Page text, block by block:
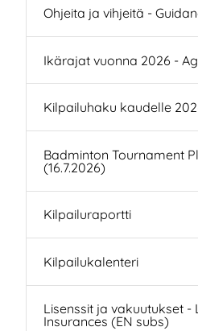
Ohjeita ja vihjeitä -
Ikärajat vuonna 2026 -
Kilpailuhaku kaudelle
Badminton Tournament
(16.7.2026)
Kilpailuraportti
Kilpailukalenteri
Lisenssit ja vakuutukset -
Insurances (EN subs)